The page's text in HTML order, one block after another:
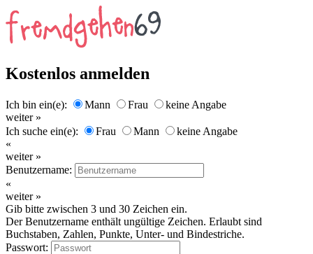
Kostenlos anmelden
Ich bin ein(e): Mann Frau
keine Angabe
weiter »
Ich suche ein(e):
Frau Mann
keine Angabe
«
weiter »
Benutzername:
«
weiter »
Gib bitte zwischen 3 und 30 Zeichen ein.
Der Benutzername enthält ungültige Zeichen. Erlaubt sind
Buchstaben, Zahlen, Punkte, Unter- und Bindestriche.
Passwort: